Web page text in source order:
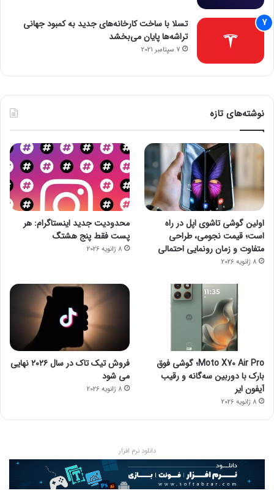
تسلا با ساخت کارخانه‌های جدید به کمبود جهانی
تراشه‌ها پایان می‌بخشد
7 سپتامبر 2021
نوشته‌های تازه
اولین گوشی تاشوی اپل در راه
است؛ قیمت نجومی، طراحی
متفاوت و زمان رونمایی احتمالی
8 ژانویه 2026
محدودیت جدید اینستاگرام: هر
پست فقط پنج هشتگ
8 ژانویه 2026
Moto X70 Air Pro؛ گوشی فوق
بارک با دوربین سه‌گانه و رقیب
آیفون ایر
8 ژانویه 2026
فروش تیک تاک در سال ۲۰۲۶ نهایی
می شود
8 ژانویه 2026
دانلود نرم افزار